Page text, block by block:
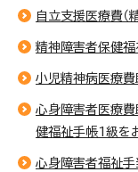
自立支援医療費（
精神障害者保健福
小児精神病医療
心身障害者医療
健福祉手帳1級を
心身障害者福祉手